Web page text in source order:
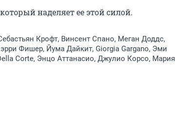
наделяет ее этой силой.
Крофт, Винсент Спано, Меган Доддс,
Фишер, Йума Дайкит, Giorgia Gargano, Эми
Corte, Энцо Аттанасио, Джулио Корсо, Мария